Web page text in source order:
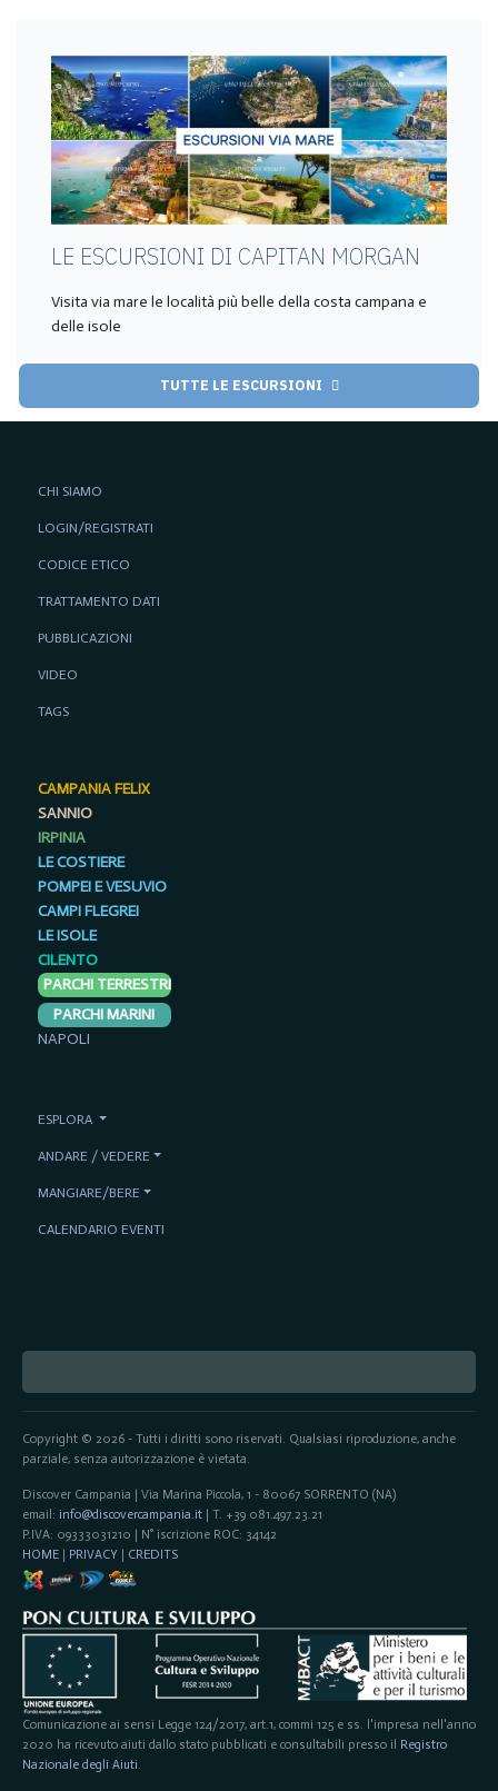
LE ESCURSIONI DI CAPITAN MORGAN
Visita via mare le località più belle della costa campana e
delle isole
TUTTE LE ESCURSIONI
Copyright © 2026 - Tutti i diritti sono riservati. Qualsiasi riproduzione, anche
parziale, senza autorizzazione è vietata.
Discover Campania | Via Marina Piccola, 1 - 80067 SORRENTO (NA)
email: info@discovercampania.it| T. +39 081.497.23.21
P.IVA: 09333031210 | N° iscrizione ROC: 34142
HOME| PRIVACY | CREDITS
Comunicazione ai sensi Legge 124/2017, art.1, commi 125 e ss. l'impresa nell'anno
2020 ha ricevuto aiuti dallo stato pubblicati e consultabili presso il Registro
Nazionale degli Aiuti.
CHI SIAMO
LOGIN/REGISTRATI
CODICE ETICO
TRATTAMENTO DATI
PUBBLICAZIONI
VIDEO
TAGS
CAMPANIA FELIX
SANNIO
IRPINIA
LE COSTIERE
POMPEI E VESUVIO
CAMPI FLEGREI
LE ISOLE
CILENTO
PARCHI TERRESTRI
PARCHI MARINI
NAPOLI
ESPLORA
ANDARE / VEDERE
MANGIARE/BERE
CALENDARIO EVENTI